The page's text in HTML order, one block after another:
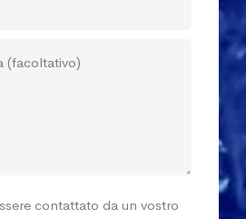
contattato da un vostro